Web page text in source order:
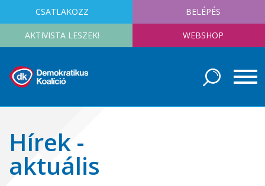
CSATLAKOZZ BELÉPÉS
AKTIVISTA LESZEK! WEBSHOP
Hírek -
aktuális